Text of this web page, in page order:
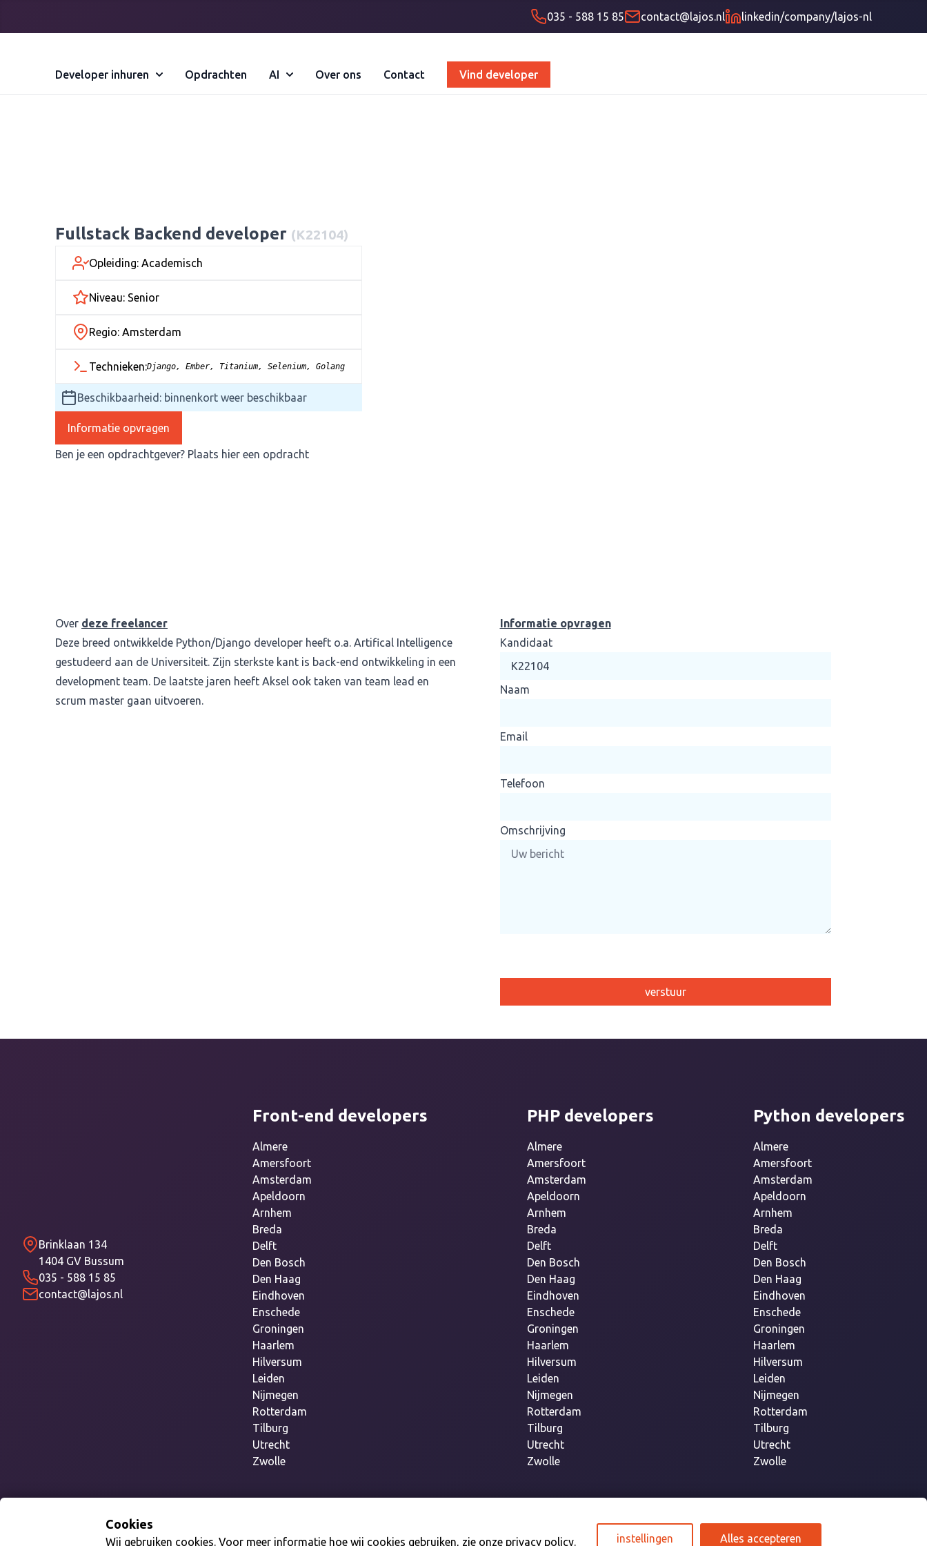
035 - 588 15 85 contact@lajos.nl linkedin/company/lajos-nl
Developer inhuren Opdrachten AI Over ons Contact Vind developer
Fullstack Backend developer (K22104)
Opleiding: Academisch
Niveau: Senior
Regio: Amsterdam
Technieken:Django, Ember, Titanium, Selenium, Golang
Beschikbaarheid: binnenkort weer beschikbaar
Informatie opvragen
Ben je een opdrachtgever? Plaats hier een opdracht
Over deze freelancer
Deze breed ontwikkelde Python/Django developer heeft o.a. Artifical Intelligence
gestudeerd aan de Universiteit. Zijn sterkste kant is back-end ontwikkeling in een
development team. De laatste jaren heeft Aksel ook taken van team lead en
scrum master gaan uitvoeren.
Informatie opvragen
Kandidaat
Naam
Email
Telefoon
Omschrijving
Brinklaan 134
1404 GV Bussum
035 - 588 15 85
contact@lajos.nl
Front-end developers
Almere
Amersfoort
Amsterdam
Apeldoorn
Arnhem
Breda
Delft
Den Bosch
Den Haag
Eindhoven
Enschede
Groningen
Haarlem
Hilversum
Leiden
Nijmegen
Rotterdam
Tilburg
Utrecht
Zwolle
PHP developers
Almere
Amersfoort
Amsterdam
Apeldoorn
Arnhem
Breda
Delft
Den Bosch
Den Haag
Eindhoven
Enschede
Groningen
Haarlem
Hilversum
Leiden
Nijmegen
Rotterdam
Tilburg
Utrecht
Zwolle
Python developers
Almere
Amersfoort
Amsterdam
Apeldoorn
Arnhem
Breda
Delft
Den Bosch
Den Haag
Eindhoven
Enschede
Groningen
Haarlem
Hilversum
Leiden
Nijmegen
Rotterdam
Tilburg
Utrecht
Zwolle
Cookies
Wij gebruiken cookies. Voor meer informatie hoe wij cookies gebruiken, zie onze privacy policy. instellingen Alles accepteren